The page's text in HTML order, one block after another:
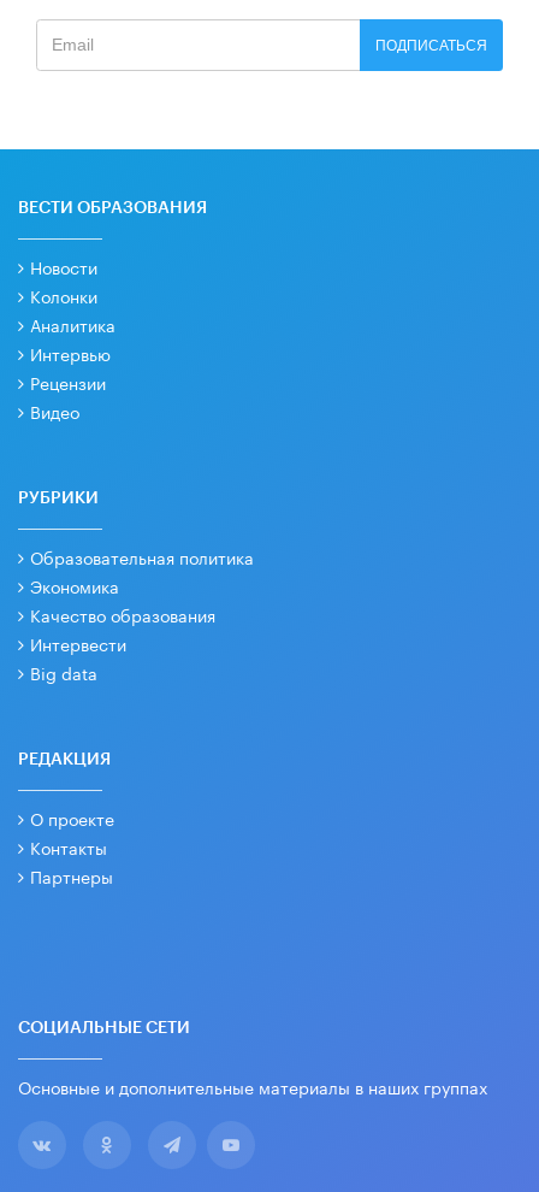
ПОДПИСАТЬСЯ
ВЕСТИ ОБРАЗОВАНИЯ
Новости
Колонки
Аналитика
Интервью
Рецензии
Видео
РУБРИКИ
Образовательная политика
Экономика
Качество образования
Интервести
Big data
РЕДАКЦИЯ
О проекте
Контакты
Партнеры
СОЦИАЛЬНЫЕ СЕТИ
Основные и дополнительные материалы в наших группах